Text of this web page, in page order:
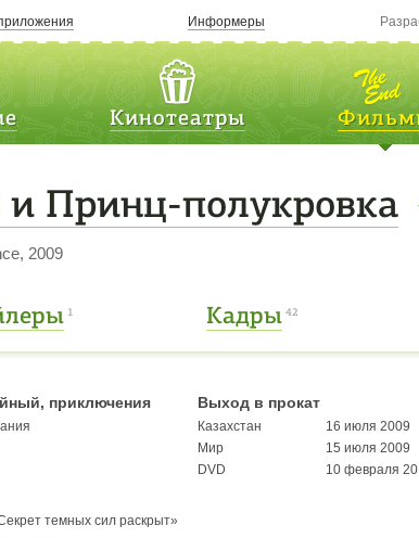
Информеры
Кинотеатры
и Принц-полукровка
2009
1 Кадры 42
приключения Выход в прокат
Казахстан
16 июля 2009
Мир
15 июля 2009
DVD
10 февраля
темных сил раскрыт»